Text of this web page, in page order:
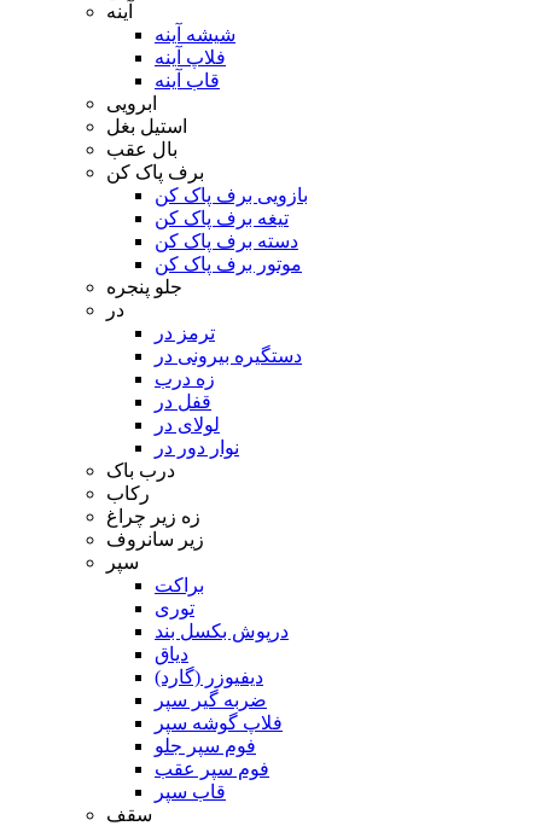
آینه
شیشه آینه
فلاپ آینه
قاب آینه
ابرویی
استیل بغل
بال عقب
برف پاک کن
بازویی برف پاک کن
تیغه برف پاک کن
دسته برف پاک کن
موتور برف پاک کن
جلو پنجره
در
ترمز در
دستگیره بیرونی در
زه درب
قفل در
لولای در
نوار دور در
درب باک
رکاب
زه زیر چراغ
زیر سانروف
سپر
براکت
توری
درپوش بکسل بند
دیاق
دیفیوزر (گارد)
ضربه گیر سپر
فلاپ گوشه سپر
فوم سپر جلو
فوم سپر عقب
قاب سپر
سقف